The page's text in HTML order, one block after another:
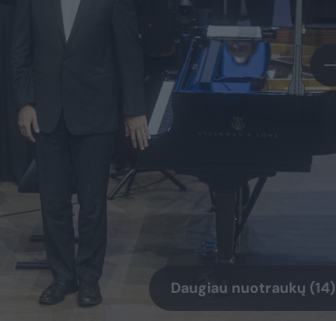
Daugiau nuotraukų (14)